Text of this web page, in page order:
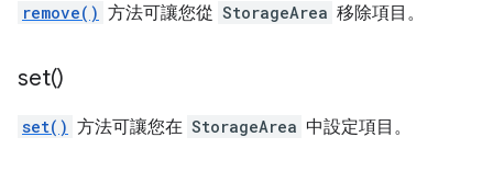
remove() 方法可讓您從 StorageArea 移除項目。
set()
set() 方法可讓您在 StorageArea 中設定項目。